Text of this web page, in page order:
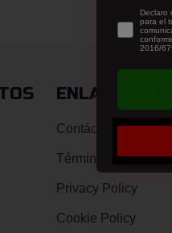
ENLACES
Contáctanos
Términos y
Privacy Policy
Cookie Policy
newsletter
Declaro
para el
2016/